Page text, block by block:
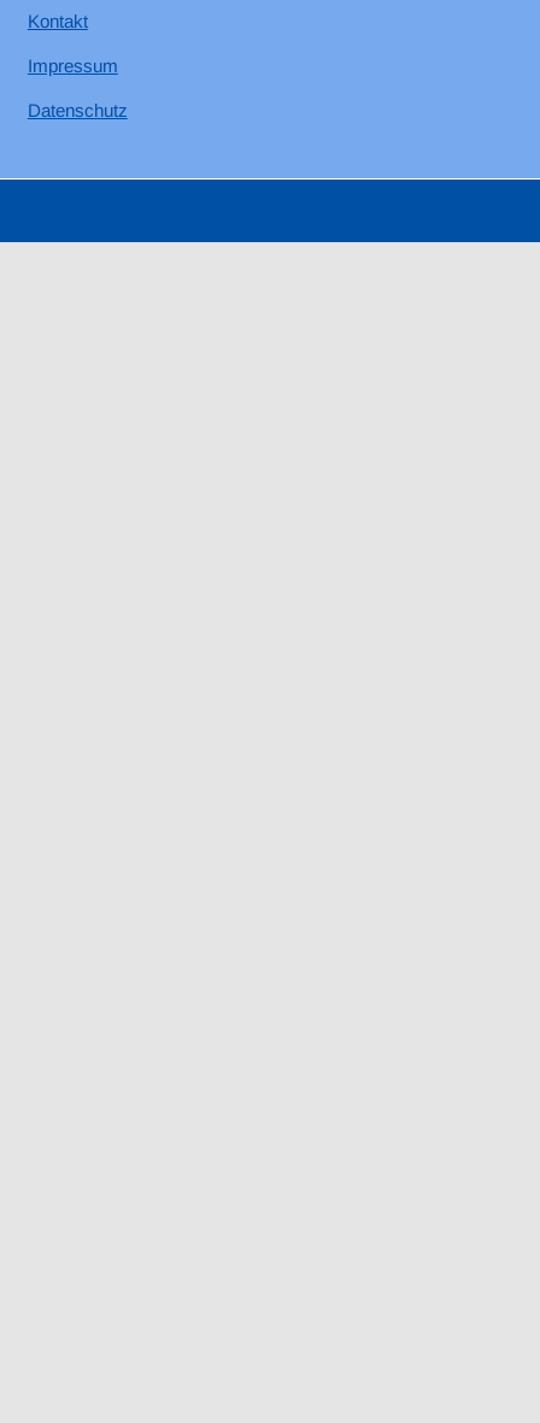
Kontakt
Impressum
Datenschutz